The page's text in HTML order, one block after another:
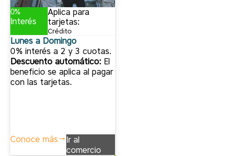
0%
Interés
Aplica para
tarjetas:
Crédito
Lunes a Domingo
0% interés a 2 y 3 cuotas.
Descuento automático: El
beneficio se aplica al pagar
con las tarjetas.
Conoce más
Ir al
comercio